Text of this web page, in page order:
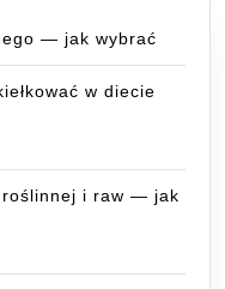
— jak wybrać
w diecie
roślinnej i raw — jak